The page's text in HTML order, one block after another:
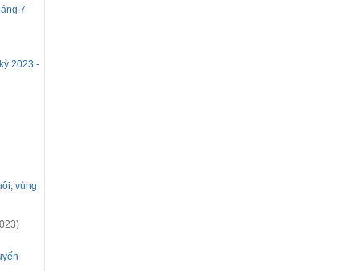
7
2023 -
vùng